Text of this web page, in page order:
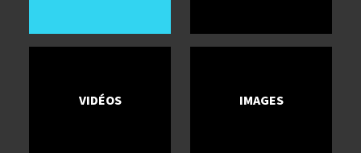
VIDÉOS IMAGES